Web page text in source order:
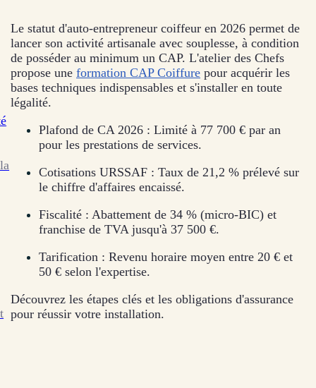
Le statut d'auto-entrepreneur coiffeur en 2026 permet de
lancer son activité artisanale avec souplesse, à condition
de posséder au minimum un CAP. L'atelier des Chefs
propose une formation CAP Coiffure pour acquérir les
bases techniques indispensables et s'installer en toute
légalité.
Plafond de CA 2026 : Limité à 77 700 € par an
pour les prestations de services.
Cotisations URSSAF : Taux de 21,2 % prélevé sur
le chiffre d'affaires encaissé.
Fiscalité : Abattement de 34 % (micro-BIC) et
franchise de TVA jusqu'à 37 500 €.
Tarification : Revenu horaire moyen entre 20 € et
50 € selon l'expertise.
Découvrez les étapes clés et les obligations d'assurance
pour réussir votre installation.